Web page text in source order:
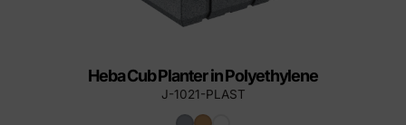
Heba Cub Planter in Polyethylene
J-1021-PLAST